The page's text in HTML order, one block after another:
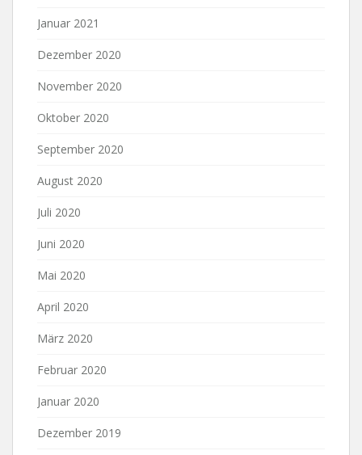
Januar 2021
Dezember 2020
November 2020
Oktober 2020
September 2020
August 2020
Juli 2020
Juni 2020
Mai 2020
April 2020
März 2020
Februar 2020
Januar 2020
Dezember 2019